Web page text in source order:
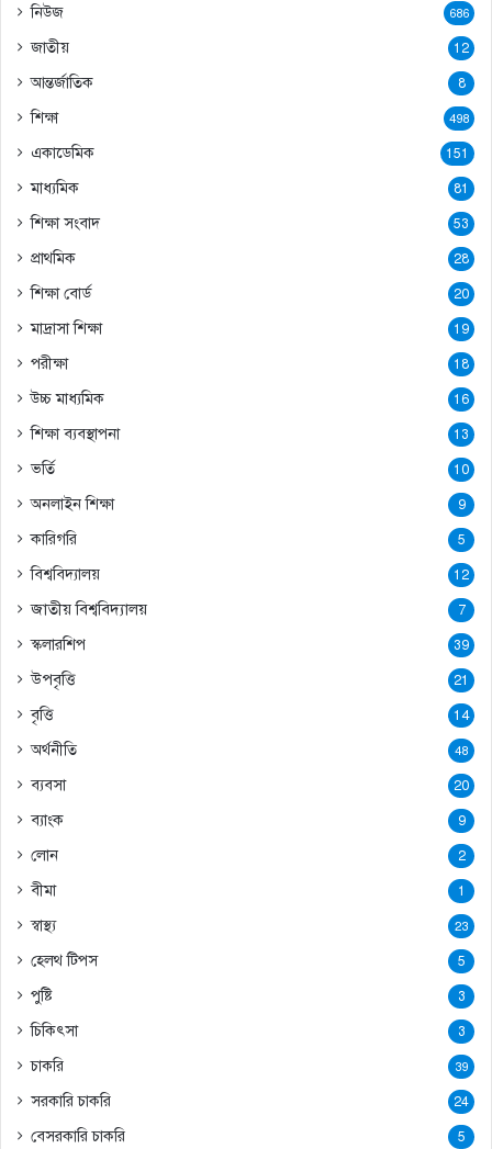
নিউজ 686
জাতীয় 12
আন্তর্জাতিক 8
শিক্ষা 498
একাডেমিক 151
মাধ্যমিক 81
শিক্ষা সংবাদ 53
প্রাথমিক 28
শিক্ষা বোর্ড 20
মাদ্রাসা শিক্ষা 19
পরীক্ষা 18
উচ্চ মাধ্যমিক 16
শিক্ষা ব্যবস্থাপনা 13
ভর্তি 10
অনলাইন শিক্ষা 9
কারিগরি 5
বিশ্ববিদ্যালয় 12
জাতীয় বিশ্ববিদ্যালয় 7
স্কলারশিপ 39
উপবৃত্তি 21
বৃত্তি 14
অর্থনীতি 48
ব্যবসা 20
ব্যাংক 9
লোন 2
বীমা 1
স্বাস্থ্য 23
হেলথ টিপস 5
পুষ্টি 3
চিকিৎসা 3
চাকরি 39
সরকারি চাকরি 24
বেসরকারি চাকরি 5